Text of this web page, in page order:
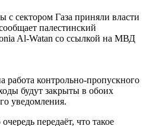
с сектором Газа приняли власти
палестинский
Al-Watan со ссылкой на МВД
работа контрольно-пропускного
будут закрыты в обоих
уведомления.
передаёт, что такое